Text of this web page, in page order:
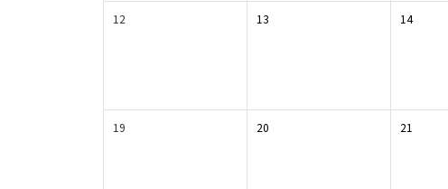
12 13 14
19 20 21